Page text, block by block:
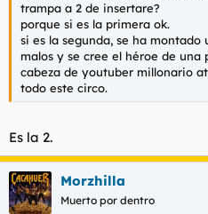
trampa a 2 de insertare?
porque si es la primera ok.
si es la segunda, se ha montado
malos y se cree el héroe de una
cabeza de youtuber millonario
todo este circo.
Es la 2.
Morzhilla
Muerto por dentro